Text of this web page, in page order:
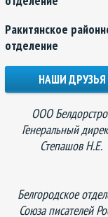
Ракитянское
отделение
НАШИ ДРУЗЬЯ
ООО
Генеральный
Степашов Н.Е.
Белгородское
Союза писателей